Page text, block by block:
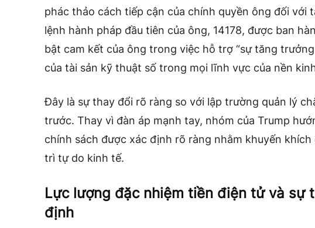
phác thảo cách tiếp cận của chính quyền ông đối với
lệnh hành pháp đầu tiên của ông, 14178, được ban
bật cam kết của ông trong việc hỗ trợ “sự tăng
của tài sản kỹ thuật số trong mọi lĩnh vực của nền
Đây là sự thay đổi rõ ràng so với lập trường quản lý
trước. Thay vì đàn áp mạnh tay, nhóm của Trump
chính sách được xác định rõ ràng nhằm khuyến
trì tự do kinh tế.
Lực lượng đặc nhiệm tiền điện tử và sự
định